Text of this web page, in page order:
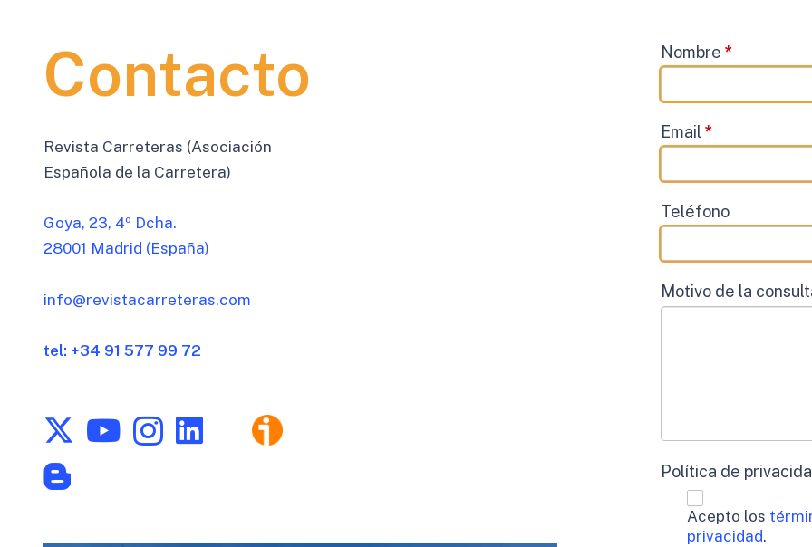
Contacto
Revista Carreteras (Asociación
Española de la Carretera)
Goya, 23, 4º Dcha.
28001 Madrid (España)
info@revistacarreteras.com
tel: +34 91 577 99 72
Contacto
Nombre *
Email *
Teléfono
Motivo de la
Política de
Acepto los
privacidad.